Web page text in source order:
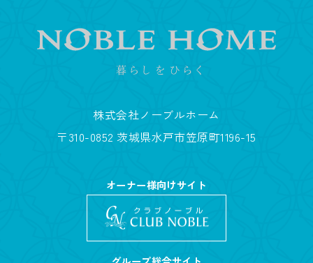
株式会社ノーブルホーム
〒310-0852 茨城県水戸市笠原町1196-15
オーナー様向けサイト